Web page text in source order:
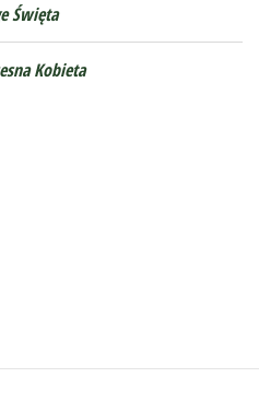
Święta
Kobieta